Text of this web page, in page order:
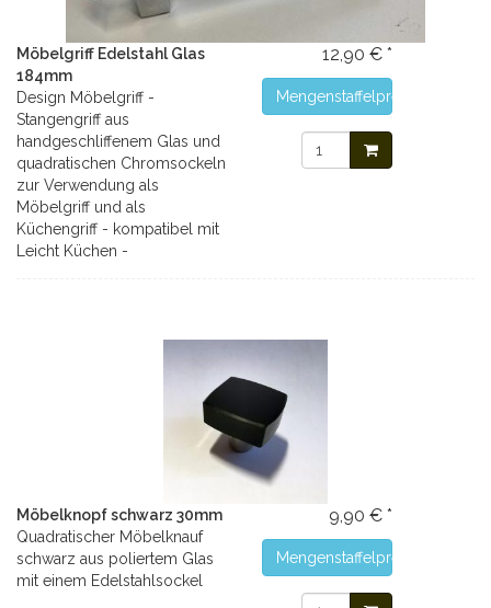
Möbelgriff Edelstahl Glas
184mm
Design Möbelgriff -
Stangengriff aus
handgeschliffenem Glas und
quadratischen Chromsockeln
zur Verwendung als
Möbelgriff und als
Küchengriff - kompatibel mit
Leicht Küchen -
12,90 € *
Mengenstaffelpreise
Möbelknopf schwarz 30mm
Quadratischer Möbelknauf
schwarz aus poliertem Glas
mit einem Edelstahlsockel
9,90 € *
Mengenstaffelpreise